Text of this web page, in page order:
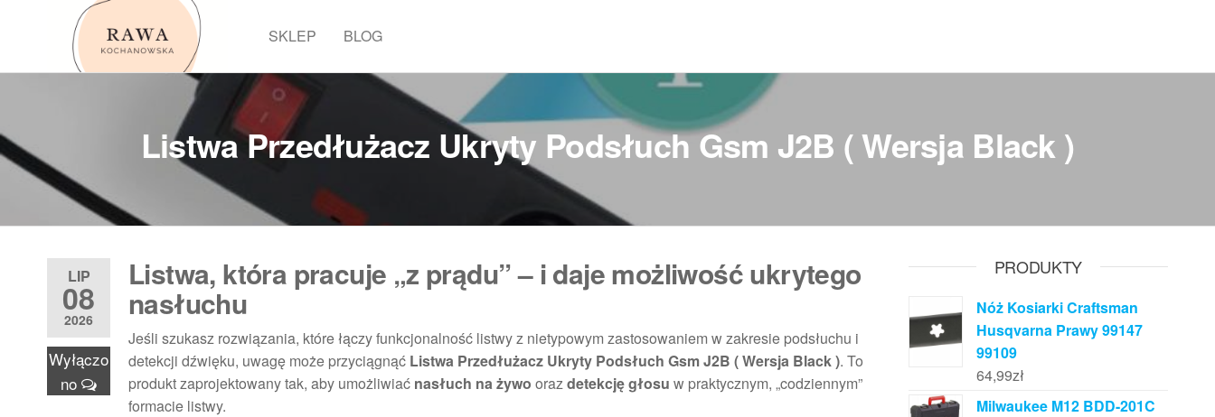
SKLEP BLOG
Listwa Przedłużacz Ukryty Podsłuch Gsm J2B ( Wersja Black )
LIP
08
2026
Wyłączo
no
Listwa, która pracuje „z prądu” – i daje możliwość ukrytego
nasłuchu
Jeśli szukasz rozwiązania, które łączy funkcjonalność listwy z nietypowym zastosowaniem w zakresie podsłuchu i
detekcji dźwięku, uwagę może przyciągnąć Listwa Przedłużacz Ukryty Podsłuch Gsm J2B ( Wersja Black ). To
produkt zaprojektowany tak, aby umożliwiać nasłuch na żywo orazdetekcję głosu w praktycznym, „codziennym”
formacie listwy.
PRODUKTY
Nóż Kosiarki Craftsman
Husqvarna Prawy 99147
99109
64,99zł
Milwaukee M12 BDD-201C